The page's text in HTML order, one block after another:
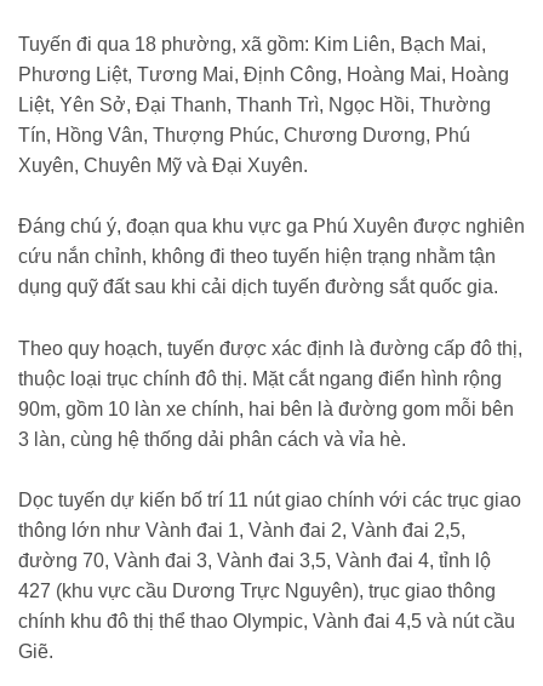
Tuyến đi qua 18 phường, xã gồm: Kim Liên, Bạch Mai,
Phương Liệt, Tương Mai, Định Công, Hoàng Mai, Hoàng
Liệt, Yên Sở, Đại Thanh, Thanh Trì, Ngọc Hồi, Thường
Tín, Hồng Vân, Thượng Phúc, Chương Dương, Phú
Xuyên, Chuyên Mỹ và Đại Xuyên.
Đáng chú ý, đoạn qua khu vực ga Phú Xuyên được nghiên
cứu nắn chỉnh, không đi theo tuyến hiện trạng nhằm tận
dụng quỹ đất sau khi cải dịch tuyến đường sắt quốc gia.
Theo quy hoạch, tuyến được xác định là đường cấp đô thị,
thuộc loại trục chính đô thị. Mặt cắt ngang điển hình rộng
90m, gồm 10 làn xe chính, hai bên là đường gom mỗi bên
3 làn, cùng hệ thống dải phân cách và vỉa hè.
Dọc tuyến dự kiến bố trí 11 nút giao chính với các trục giao
thông lớn như Vành đai 1, Vành đai 2, Vành đai 2,5,
đường 70, Vành đai 3, Vành đai 3,5, Vành đai 4, tỉnh lộ
427 (khu vực cầu Dương Trực Nguyên), trục giao thông
chính khu đô thị thể thao Olympic, Vành đai 4,5 và nút cầu
Giẽ.